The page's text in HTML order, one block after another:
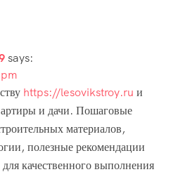
says:
https://lesovikstroy.ru и
и дачи. Пошаговые
материалов,
полезные рекомендации
качественного выполнения